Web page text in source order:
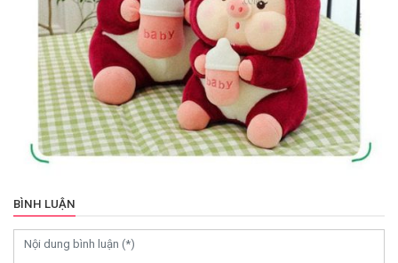
BÌNH LUẬN